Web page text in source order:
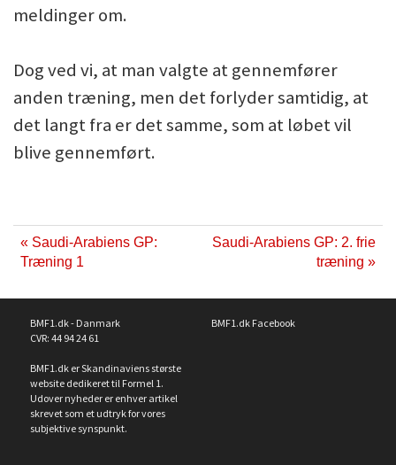
meldinger om.
Dog ved vi, at man valgte at gennemfører
anden træning, men det forlyder samtidig, at
det langt fra er det samme, som at løbet vil
blive gennemført.
« Saudi-Arabiens GP:
Træning 1
Saudi-Arabiens GP: 2. frie
træning »
BMF1.dk - Danmark
CVR: 44 94 24 61
BMF1.dk er Skandinaviens største
website dedikeret til Formel 1.
Udover nyheder er enhver artikel
skrevet som et udtryk for vores
subjektive synspunkt.
BMF1.dk Facebook